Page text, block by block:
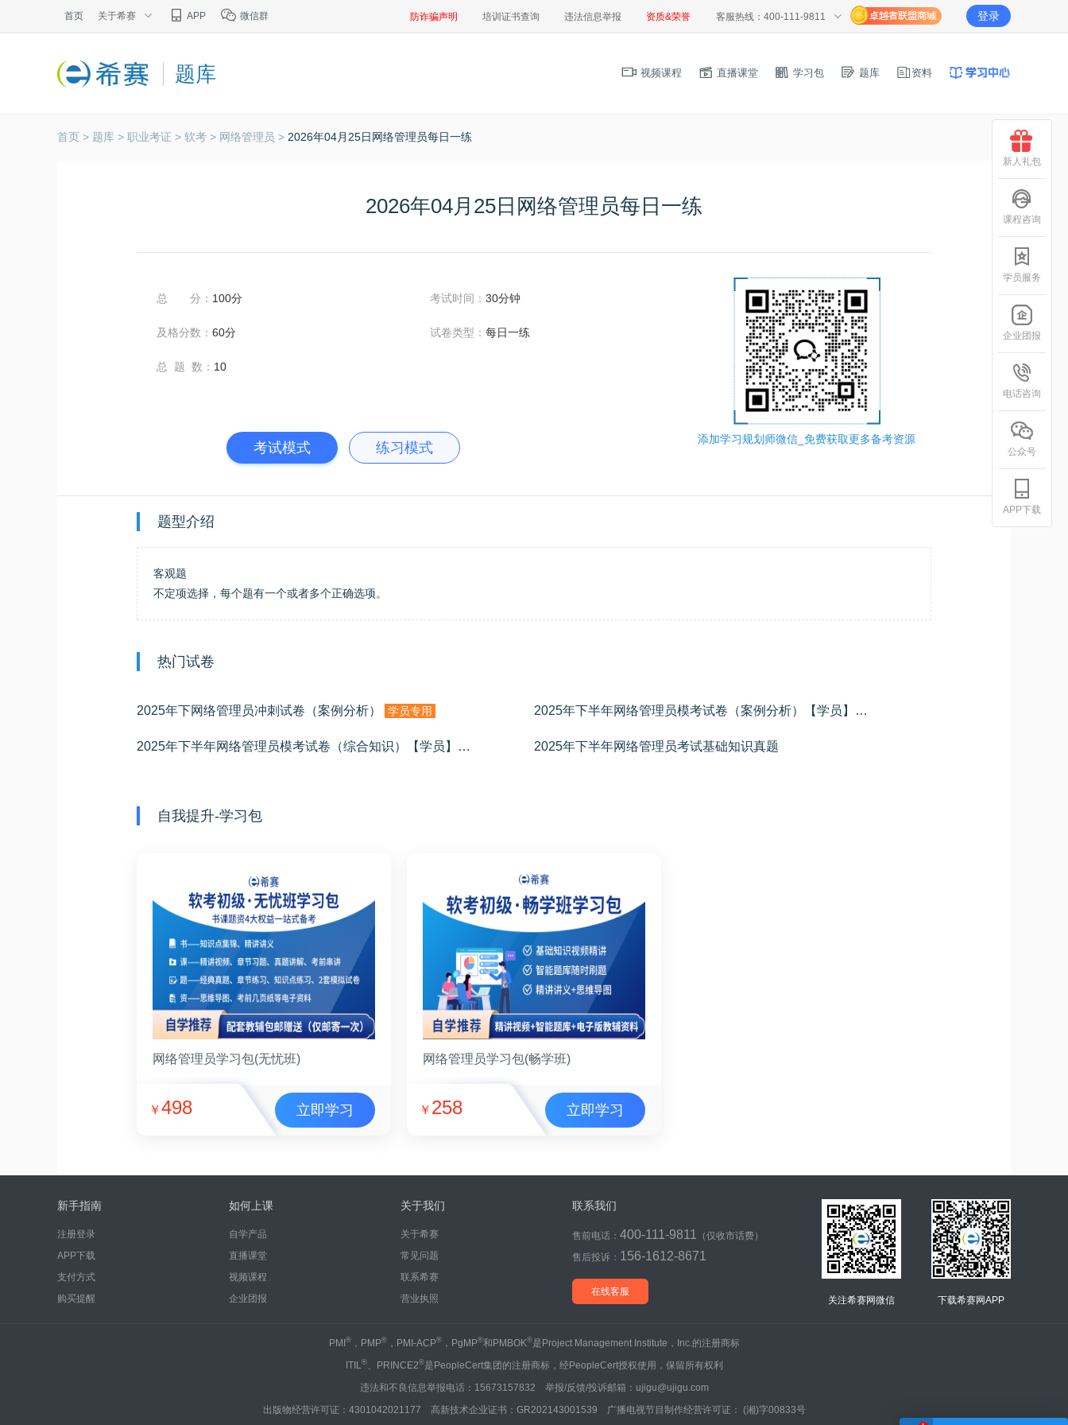
首页 关于希赛 APP 微信群 防诈骗声明 培训证书查询 违法信息举报 资质&荣誉 客服热线：400-111-9811 登录
题库 视频课程 直播课堂 学习包 题库 资料
首页 > 题库 > 职业考证 > 软考 > 网络管理员 > 2026年04月25日网络管理员每日一练
2026年04月25日网络管理员每日一练
总 分： 100分
及格分数： 60分
总 题 数： 10
考试时间： 30分钟
试卷类型： 每日一练
考试模式 练习模式
添加学习规划师微信_免费获取更多备考资源
题型介绍
客观题
不定项选择，每个题有一个或者多个正确选项。
热门试卷
2025年下网络管理员冲刺试卷（案例分析） 学员专用 2025年下半年网络管理员模考试卷（案例分析）【学员】学员专用
2025年下半年网络管理员模考试卷（综合知识）【学员】学员专用 2025年下半年网络管理员考试基础知识真题
自我提升-学习包
网络管理员学习包(无忧班)
￥498 立即学习
网络管理员学习包(畅学班)
￥ 258 立即学习
新手指南
注册登录
APP下载
支付方式
购买提醒
如何上课
自学产品
直播课堂
视频课程
企业团报
关于我们
关于希赛
常见问题
联系希赛
营业执照
联系我们
售前电话： 400-111-9811
（仅收市话费）
售后投诉： 156-1612-8671
在线客服
关注希赛网微信 下载希赛网APP
PMI®，PMP®，PMI-ACP®，PgMP®和PMBOK®是Project Management Institute，Inc.的注册商标
ITIL®、PRINCE2®是PeopleCert集团的注册商标，经PeopleCert授权使用，保留所有权利
违法和不良信息举报电话：15673157832 举报/反馈/投诉邮箱：ujigu@ujigu.com
出版物经营许可证：4301042021177 高新技术企业证书：GR202143001539 广播电视节目制作经营许可证： (湘)字00833号
新人礼包
课程咨询
学员服务
企业团报
电话咨询
公众号
APP下载